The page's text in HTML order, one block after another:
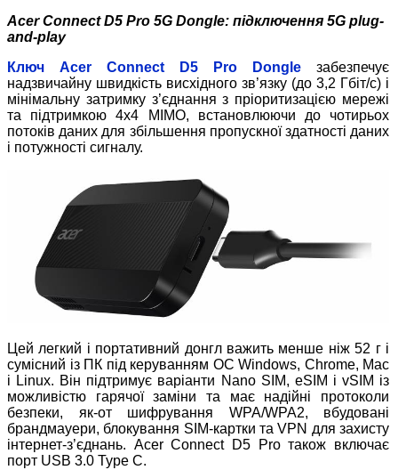
Acer Connect D5 Pro 5G Dongle: підключення 5G plug-
and-play
Ключ Acer Connect D5 Pro Dongle
забезпечує
надзвичайну швидкість висхідного зв’язку (до 3,2 Гбіт/с) і
мінімальну затримку з’єднання з пріоритизацією мережі
та підтримкою 4x4 MIMO, встановлюючи до чотирьох
потоків даних для збільшення пропускної здатності даних
і потужності сигналу.
Цей легкий і портативний донгл важить менше ніж 52 г і
сумісний із ПК під керуванням ОС Windows, Chrome, Mac
і Linux. Він підтримує варіанти Nano SIM, eSIM і vSIM із
можливістю гарячої заміни та має надійні протоколи
безпеки, як-от шифрування WPA/WPA2, вбудовані
брандмауери, блокування SIM-картки та VPN для захисту
інтернет-з’єднань. Acer Connect D5 Pro також включає
порт USB 3.0 Type C.